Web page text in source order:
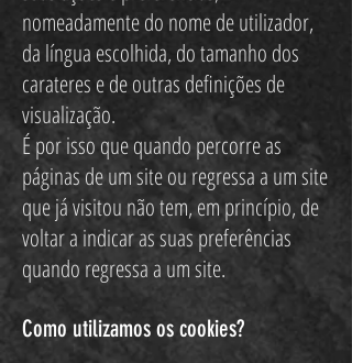
nomeadamente do nome de utilizador,
da língua escolhida, do tamanho dos
carateres e de outras definições de
visualização.
É por isso que quando percorre as
páginas de um site ou regressa a um site
que já visitou não tem, em princípio, de
voltar a indicar as suas preferências
quando regressa a um site.
Como utilizamos os cookies?